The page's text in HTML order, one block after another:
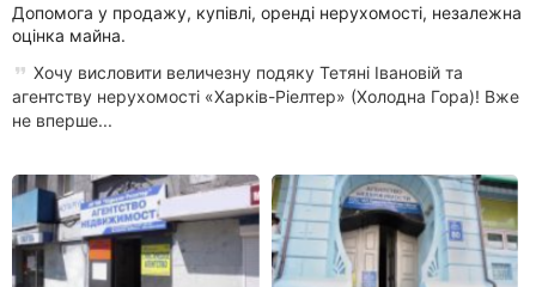
Допомога у продажу, купівлі, оренді нерухомості, незалежна
оцінка майна.
Хочу висловити величезну подяку Тетяні Івановій та
агентству нерухомості «Харків-Ріелтер» (Холодна Гора)! Вже
не вперше...